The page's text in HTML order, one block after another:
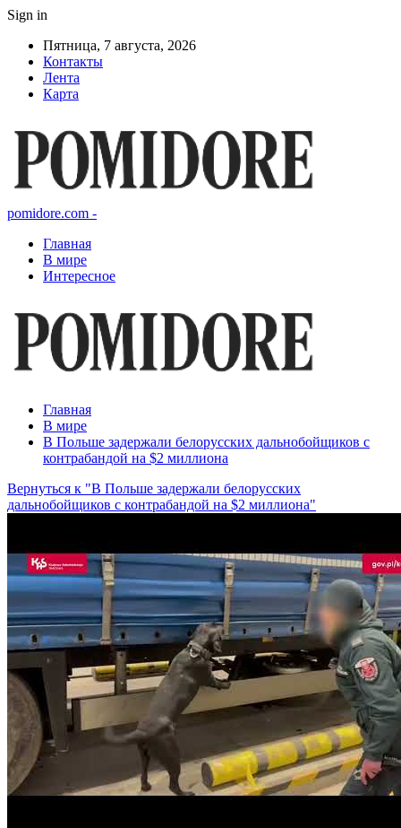
Sign in
Пятница, 7 августа, 2026
Контакты
Лента
Карта
pomidore.com -
Главная
В мире
Интересное
Главная
В мире
В Польше задержали белорусских дальнобойщиков с
контрабандой на $2 миллиона
Вернуться к "В Польше задержали белорусских
дальнобойщиков с контрабандой на $2 миллиона"